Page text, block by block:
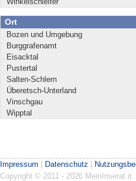
Ort
Bozen und Umgebung
Burggrafenamt
Eisacktal
Pustertal
Salten-Schlern
Überetsch-Unterland
Vinschgau
Wipptal
Impressum Datenschutz
Copyright © 2011 - 2026